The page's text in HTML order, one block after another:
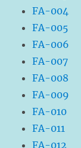
FA-004
FA-005
FA-006
FA-007
FA-008
FA-009
FA-010
FA-011
FA-012